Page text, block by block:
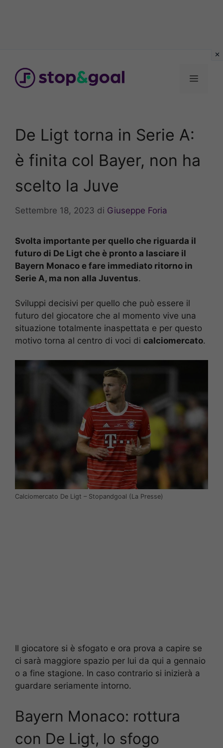
contenuto
Menu
De Ligt torna in Serie A:
è finita col Bayer, non ha
scelto la Juve
Settembre 18, 2023 di Giuseppe Foria
Svolta importante per quello che riguarda il
futuro di De Ligt che è pronto a lasciare il
Bayern Monaco e fare immediato ritorno in
Serie A, ma non alla Juventus.
Sviluppi decisivi per quello che può essere il
futuro del giocatore che al momento vive una
situazione totalmente inaspettata e per questo
motivo torna al centro di voci di calciomercato.
Calciomercato De Ligt – Stopandgoal (La Presse)
Il giocatore si è sfogato e ora prova a capire se
ci sarà maggiore spazio per lui da qui a gennaio
o a fine stagione. In caso contrario si inizierà a
guardare seriamente intorno.
Bayern Monaco: rottura
con De Ligt, lo sfogo